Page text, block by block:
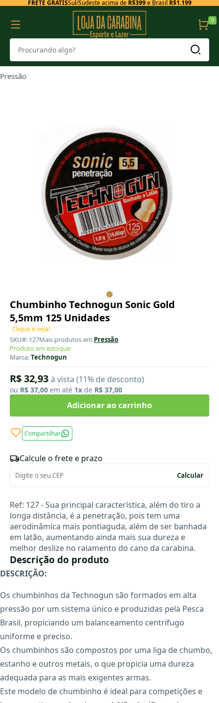
FRETE GRÁTISSul/Sudeste acima de R$399e Brasil R$1.199
0
Pressão
Chumbinho Technogun Sonic Gold
5,5mm 125 Unidades
Clique e veja!
SKU#: 127Mais produtos em Pressão
Produto em estoque
Marca:Technogun
R$ 32,93 à vista (11% de desconto)
ou R$ 37,00 em até 1x de R$ 37,00
Adicionar ao carrinho
Compartilhar
Calcule o frete e prazo
Calcular
Ref: 127 - Sua principal característica, além do tiro a
longa distância, é a penetração, pois tem uma
aerodinâmica mais pontiaguda, além de ser banhada
em latão, aumentando ainda mais sua dureza e
melhor deslize no raiamento do cano da carabina.
Descrição do produto
DESCRIÇÃO:
Os chumbinhos da Technogun são formados em alta
pressão por um sistema único e produzidas pela Pesca
Brasil, propiciando um balanceamento centrífugo
uniforme e preciso.
Os chumbinhos são compostos por uma liga de chumbo,
estanho e outros metais, o que propicia uma dureza
adequada para as mais exigentes armas.
Este modelo de chumbinho é ideal para competições e